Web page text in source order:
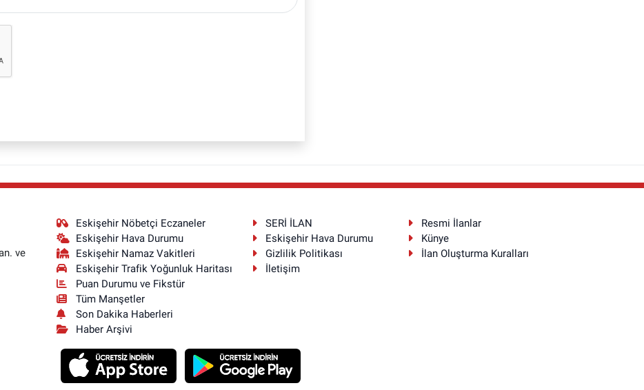
ve
Eskişehir Nöbetçi Eczaneler
Eskişehir Hava Durumu
Eskişehir Namaz Vakitleri
Eskişehir Trafik Yoğunluk Haritası
Puan Durumu ve Fikstür
Tüm Manşetler
Son Dakika Haberleri
Haber Arşivi
SERİ İLAN
Resmi İlanlar
Eskişehir Hava Durumu
Künye
Gizlilik Politikası
İlan Oluşturma Kuralları
İletişim